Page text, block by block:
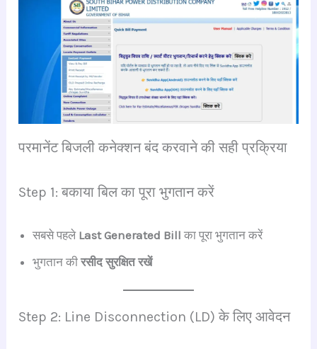
परमानेंट बिजली कनेक्शन बंद करवाने की सही प्रक्रिया
Step 1: बकाया बिल का पूरा भुगतान करें
सबसे पहले Last Generated Bill का पूरा भुगतान करें
भुगतान कीरसीद सुरक्षित रखें
Step 2: Line Disconnection (LD) के लिए आवेदन